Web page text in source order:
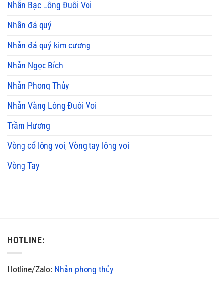
Nhẫn Bạc Lông Đuôi Voi
Nhẫn đá quý
Nhẫn đá quý kim cương
Nhẫn Ngọc Bích
Nhẫn Phong Thủy
Nhẫn Vàng Lông Đuôi Voi
Trầm Hương
Vòng cổ lông voi, Vòng tay lông voi
Vòng Tay
HOTLINE:
Hotline/Zalo: Nhẫn phong thủy